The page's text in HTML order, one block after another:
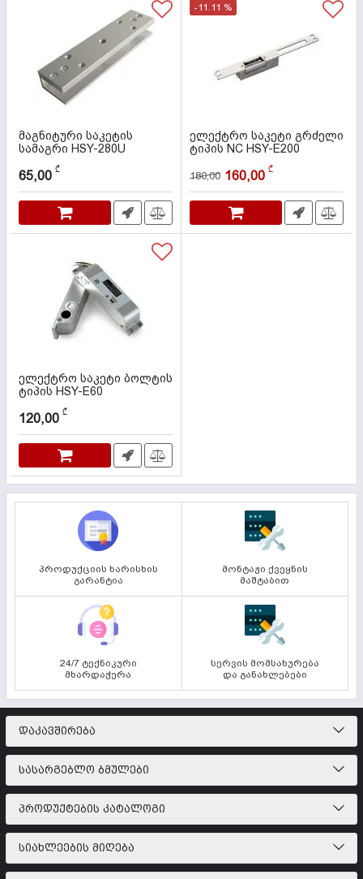
მაგნიტური საკეტის
სამაგრი HSY-280U
000582
65,00 ₾
-11.11 %
ელექტრო საკეტი გრძელი
ტიპის NC HSY-E200
180,00 160,00 ₾
ელექტრო საკეტი ბოლტის
ტიპის HSY-E60
000577
120,00 ₾
პროდუქციის ხარისხის
გარანტია
მონტაჟი ქვეყნის
მაშტაბით
24/7 ტექნიკური
მხარდაჭერა
სერვის მომსახურება
და განახლებები
ᲓᲐᲙᲐᲕᲨᲘᲠᲔᲑᲐ
ᲡᲐᲡᲐᲠᲒᲔᲑᲚᲝ ᲑᲛᲣᲚᲔᲑᲘ
ᲞᲠᲝᲓᲣᲥᲢᲔᲑᲘᲡ ᲙᲐᲢᲐᲚᲝᲒᲘ
ᲡᲘᲐᲮᲚᲔᲔᲑᲘᲡ ᲛᲘᲦᲔᲑᲐ